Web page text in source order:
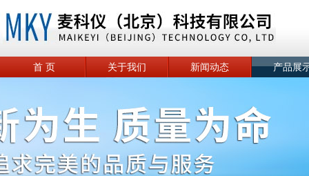
首 页 关于我们 新闻动态 产品展